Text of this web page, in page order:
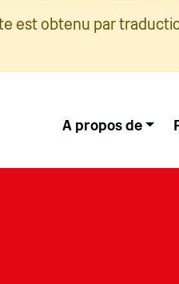
est obtenu par
A propos de